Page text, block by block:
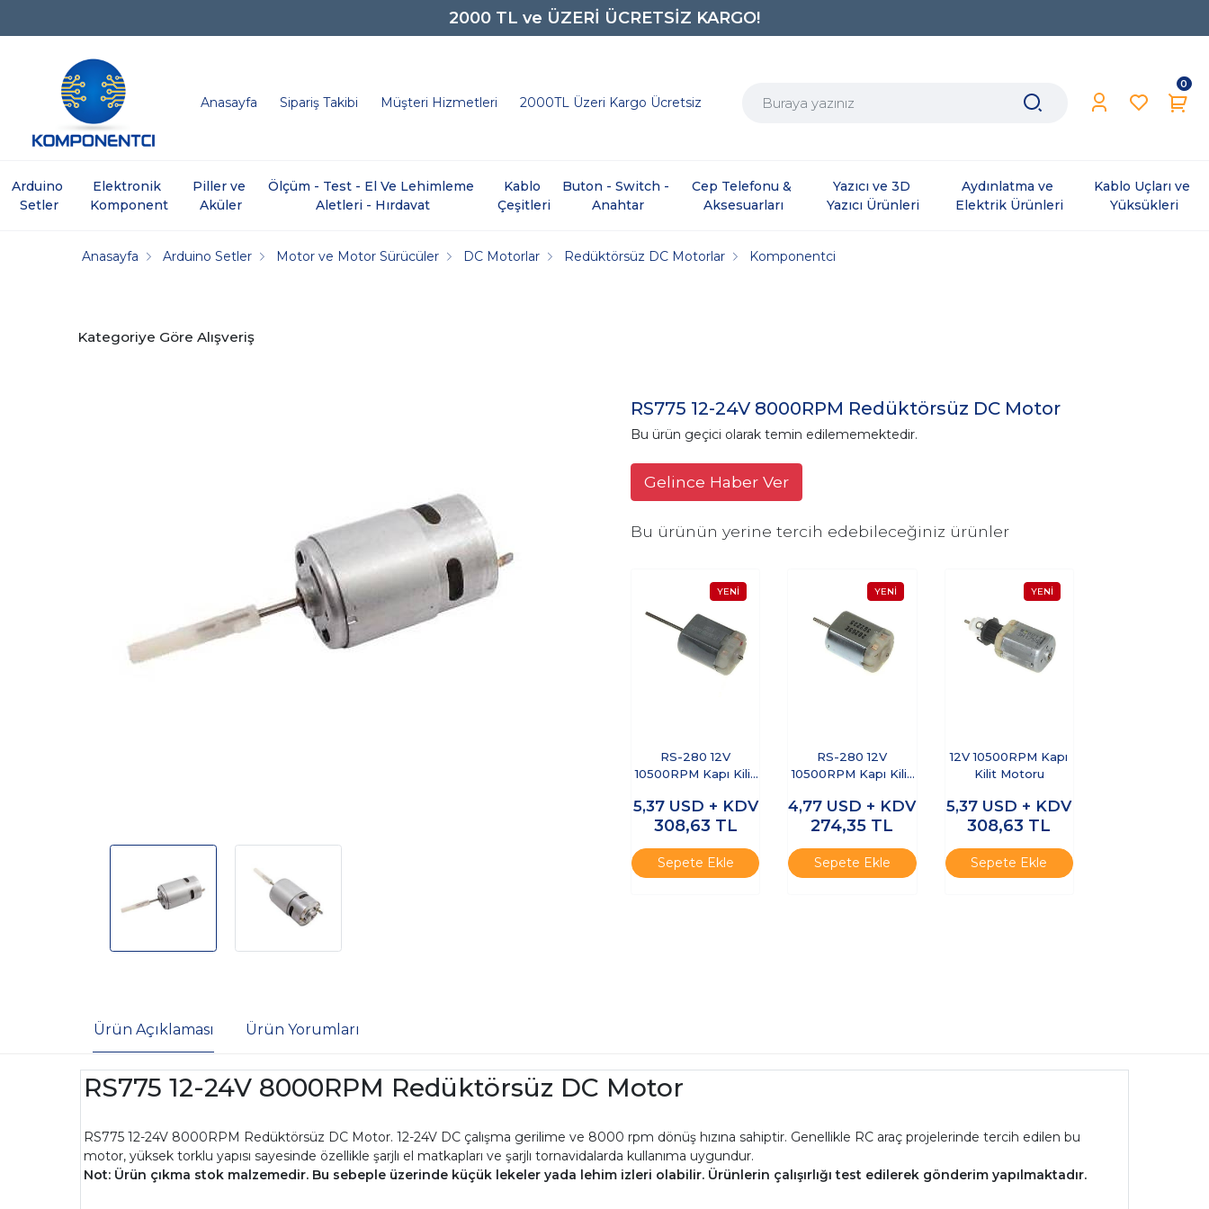
2000 TL ve ÜZERİ ÜCRETSİZ KARGO!
0850 242 0734
Anasayfa Sipariş Takibi Müşteri Hizmetleri 2000TL Üzeri Kargo Ücretsiz
0
Arduino
Setler
Elektronik
Komponent
Piller ve
Aküler
Ölçüm - Test - El Ve Lehimleme
Aletleri - Hırdavat
Kablo
Çeşitleri
Buton - Switch -
Anahtar
Cep Telefonu &
Aksesuarları
Yazıcı ve 3D
Yazıcı Ürünleri
Aydınlatma ve
Elektrik Ürünleri
Kablo Uçları ve
Yüksükleri
Anasayfa Arduino Setler Motor ve Motor Sürücüler DC Motorlar Redüktörsüz DC Motorlar Komponentci
Kategoriye Göre Alışveriş
RS775 12-24V 8000RPM Redüktörsüz DC Motor
Bu ürün geçici olarak temin edilememektedir.
Gelince Haber Ver
Bu ürünün yerine tercih edebileceğiniz ürünler
RS-280 12V
10500RPM Kapı Kilit
5,37 USD + KDV
308,63 TL
Sepete Ekle
RS-280 12V
10500RPM Kapı Kilit
4,77 USD + KDV
274,35 TL
Sepete Ekle
12V 10500RPM Kapı
Kilit Motoru
5,37 USD + KDV
308,63 TL
Sepete Ekle
Ürün Açıklaması Ürün Yorumları
RS775 12-24V 8000RPM Redüktörsüz DC Motor
RS775 12-24V 8000RPM Redüktörsüz DC Motor. 12-24V DC çalışma gerilime ve 8000 rpm dönüş hızına sahiptir. Genellikle RC araç projelerinde tercih edilen bu
motor, yüksek torklu yapısı sayesinde özellikle şarjlı el matkapları ve şarjlı tornavidalarda kullanıma uygundur.
Not: Ürün çıkma stok malzemedir. Bu sebeple üzerinde küçük lekeler yada lehim izleri olabilir. Ürünlerin çalışırlığı test edilerek gönderim yapılmaktadır.